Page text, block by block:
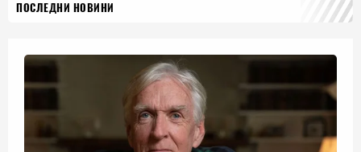
ПОСЛЕДНИ НОВИНИ